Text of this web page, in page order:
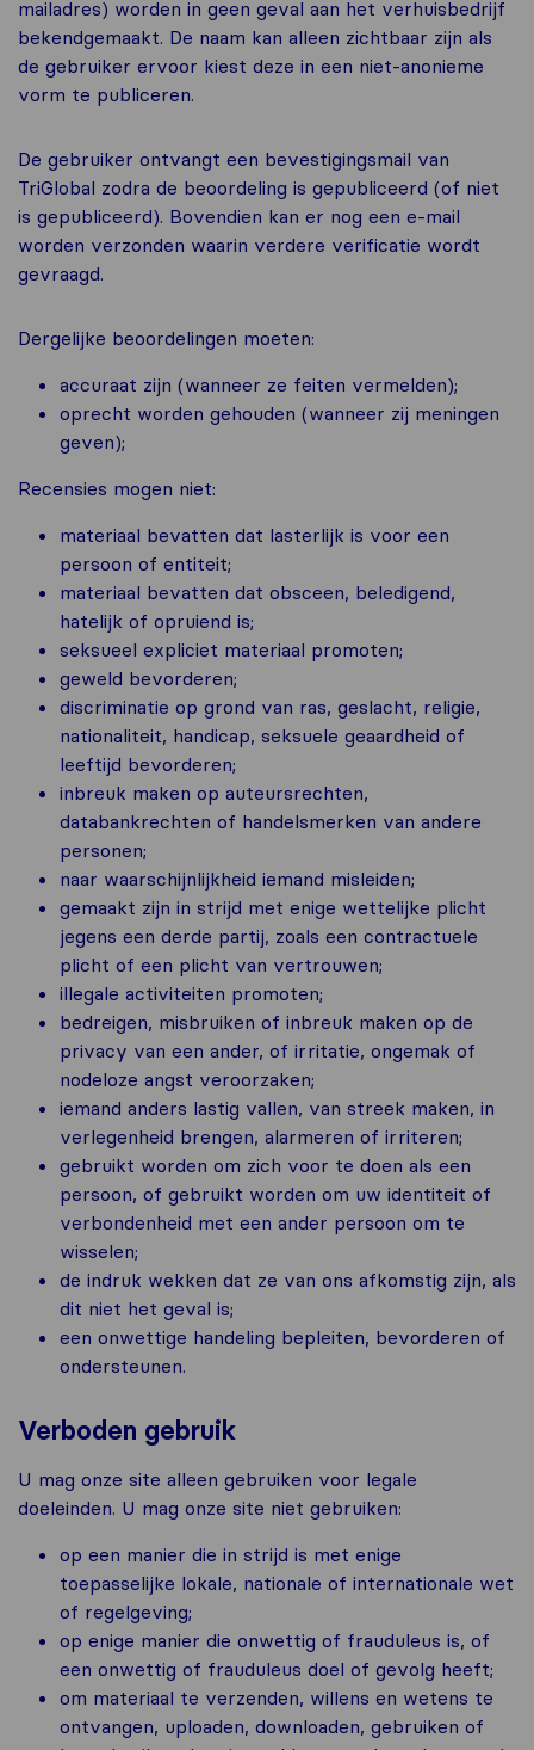
mailadres) worden in geen geval aan het verhuisbedrijf
bekendgemaakt. De naam kan alleen zichtbaar zijn als
de gebruiker ervoor kiest deze in een niet-anonieme
vorm te publiceren.
De gebruiker ontvangt een bevestigingsmail van
TriGlobal zodra de beoordeling is gepubliceerd (of niet
is gepubliceerd). Bovendien kan er nog een e-mail
worden verzonden waarin verdere verificatie wordt
gevraagd.
Dergelijke beoordelingen moeten:
accuraat zijn (wanneer ze feiten vermelden);
oprecht worden gehouden (wanneer zij meningen
geven);
Recensies mogen niet:
materiaal bevatten dat lasterlijk is voor een
persoon of entiteit;
materiaal bevatten dat obsceen, beledigend,
hatelijk of opruiend is;
seksueel expliciet materiaal promoten;
geweld bevorderen;
discriminatie op grond van ras, geslacht, religie,
nationaliteit, handicap, seksuele geaardheid of
leeftijd bevorderen;
inbreuk maken op auteursrechten,
databankrechten of handelsmerken van andere
personen;
naar waarschijnlijkheid iemand misleiden;
gemaakt zijn in strijd met enige wettelijke plicht
jegens een derde partij, zoals een contractuele
plicht of een plicht van vertrouwen;
illegale activiteiten promoten;
bedreigen, misbruiken of inbreuk maken op de
privacy van een ander, of irritatie, ongemak of
nodeloze angst veroorzaken;
iemand anders lastig vallen, van streek maken, in
verlegenheid brengen, alarmeren of irriteren;
gebruikt worden om zich voor te doen als een
persoon, of gebruikt worden om uw identiteit of
verbondenheid met een ander persoon om te
wisselen;
de indruk wekken dat ze van ons afkomstig zijn, als
dit niet het geval is;
een onwettige handeling bepleiten, bevorderen of
ondersteunen.
Verboden gebruik
U mag onze site alleen gebruiken voor legale
doeleinden. U mag onze site niet gebruiken:
op een manier die in strijd is met enige
toepasselijke lokale, nationale of internationale wet
of regelgeving;
op enige manier die onwettig of frauduleus is, of
een onwettig of frauduleus doel of gevolg heeft;
om materiaal te verzenden, willens en wetens te
ontvangen, uploaden, downloaden, gebruiken of